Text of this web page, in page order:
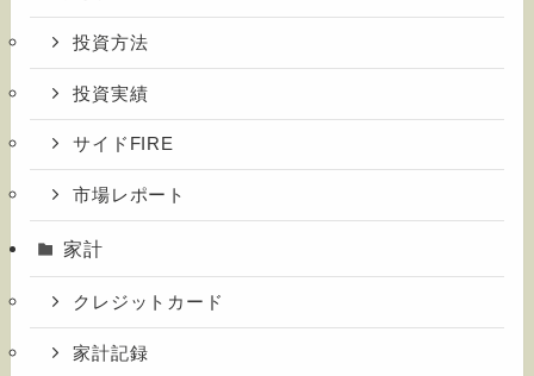
投資方法
投資実績
サイドFIRE
市場レポート
家計
クレジットカード
家計記録